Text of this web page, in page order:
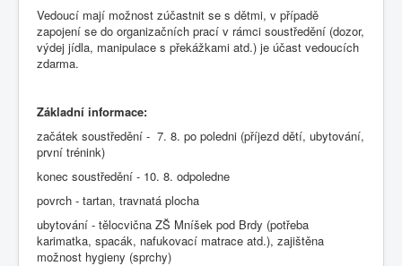
Vedoucí mají možnost zúčastnit se s dětmi, v případě
zapojení se do organizačních prací v rámci soustředění (dozor,
výdej jídla, manipulace s překážkami atd.) je účast vedoucích
zdarma.
Základní informace:
začátek soustředění - 7. 8. po poledni (příjezd dětí, ubytování,
první trénink)
konec soustředění - 10. 8. odpoledne
povrch - tartan, travnatá plocha
ubytování - tělocvična ZŠ Mníšek pod Brdy (potřeba
karimatka, spacák, nafukovací matrace atd.), zajištěna
možnost hygieny (sprchy)